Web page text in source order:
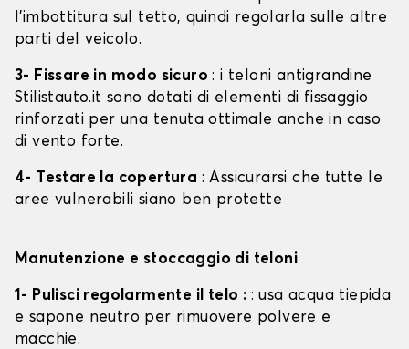
l'imbottitura sul tetto, quindi regolarla sulle altre
parti del veicolo.
3- Fissare in modo sicuro: i teloni antigrandine
Stilistauto.it sono dotati di elementi di fissaggio
rinforzati per una tenuta ottimale anche in caso
di vento forte.
4- Testare la copertura : Assicurarsi che tutte le
aree vulnerabili siano ben protette
Manutenzione e stoccaggio di teloni
1- Pulisci regolarmente il telo : : usa acqua tiepida
e sapone neutro per rimuovere polvere e
macchie.